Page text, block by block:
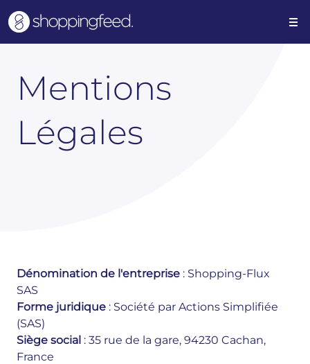
Mentions
Légales
Dénomination de l'entreprise : Shopping-Flux
SAS
Forme juridique : Société par Actions Simplifiée
(SAS)
Siège social : 35 rue de la gare, 94230 Cachan,
France